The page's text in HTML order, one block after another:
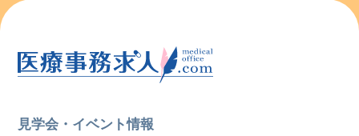
見学会・イベント情報